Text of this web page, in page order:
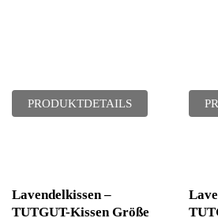
PRODUKTDETAILS
Lavendelkissen –
TUTGUT-Kissen Größe